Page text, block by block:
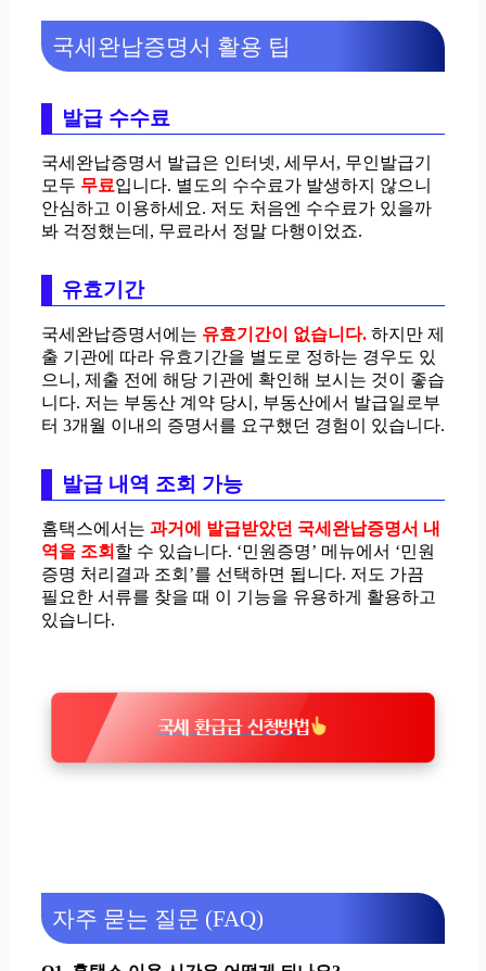
국세완납증명서 활용 팁
발급 수수료
국세완납증명서 발급은 인터넷, 세무서, 무인발급기
모두 무료입니다. 별도의 수수료가 발생하지 않으니
안심하고 이용하세요. 저도 처음엔 수수료가 있을까
봐 걱정했는데, 무료라서 정말 다행이었죠.
유효기간
국세완납증명서에는 유효기간이 없습니다. 하지만 제
출 기관에 따라 유효기간을 별도로 정하는 경우도 있
으니, 제출 전에 해당 기관에 확인해 보시는 것이 좋습
니다. 저는 부동산 계약 당시, 부동산에서 발급일로부
터 3개월 이내의 증명서를 요구했던 경험이 있습니다.
발급 내역 조회 가능
홈택스에서는 과거에 발급받았던 국세완납증명서 내
역을 조회 할 수 있습니다. ‘민원증명’ 메뉴에서 ‘민원
증명 처리결과 조회’를 선택하면 됩니다. 저도 가끔
필요한 서류를 찾을 때 이 기능을 유용하게 활용하고
있습니다.
국세 환급급 신청방법
자주 묻는 질문 (FAQ)